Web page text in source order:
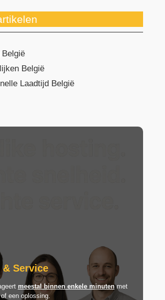
België
België
Laadtijd België
Service
meestal binnen enkele minutenmet
een oplossing.